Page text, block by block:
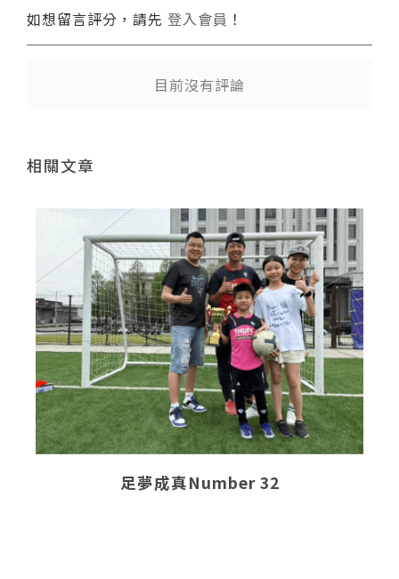
如想留言評分，請先 登入會員 ！
目前沒有評論
相關文章
足夢成真Number 32